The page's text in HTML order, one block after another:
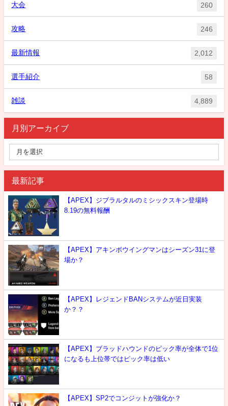
大会 260
攻略 246
最新情報 2,012
選手紹介 58
雑談 4,889
月別アーカイブ
最新記事
【APEX】ジブラルタルのミシックスキン登場時
8.19の無料報酬
【APEX】アキンボウイングマンはシーズン31に登
場か？
【APEX】レジェンドBANシステムが近日実装
か？？
【APEX】ブラッドハウンドのピック率が全体で1位
になるも上位帯ではピック率は低い
【APEX】SP2でコンジットが強化か？